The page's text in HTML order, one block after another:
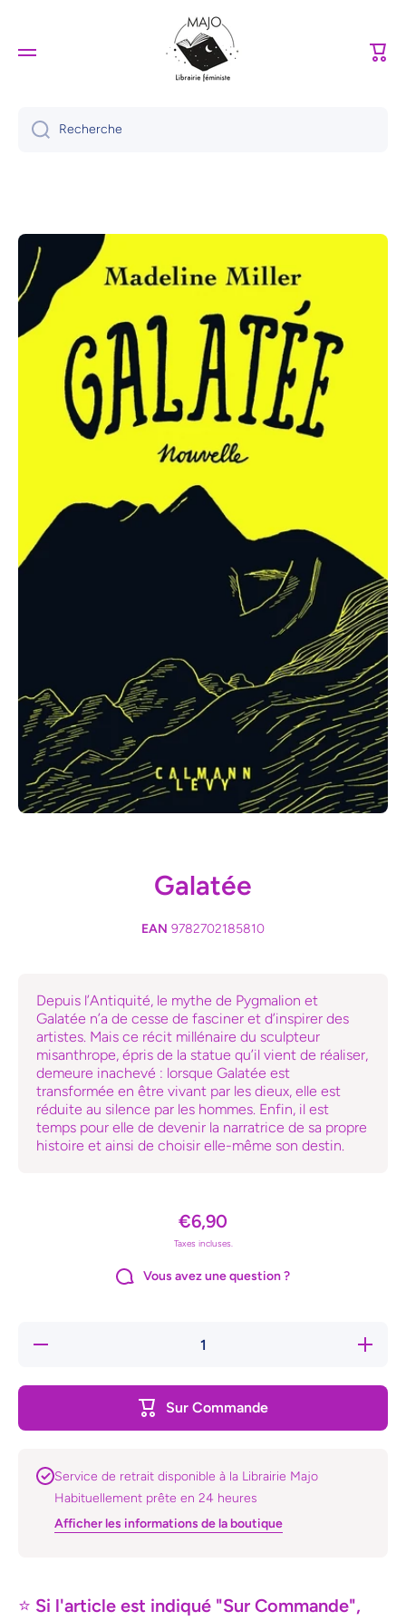
Ignorer et passer au contenu
Recherche
Passer aux informations produits
Galatée
EAN 9782702185810
Depuis l’Antiquité, le mythe de Pygmalion et
Galatée n’a de cesse de fasciner et d’inspirer des
artistes. Mais ce récit millénaire du sculpteur
misanthrope, épris de la statue qu’il vient de réaliser,
demeure inachevé : lorsque Galatée est
transformée en être vivant par les dieux, elle est
réduite au silence par les hommes. Enfin, il est
temps pour elle de devenir la narratrice de sa propre
histoire et ainsi de choisir elle-même son destin.
€6,90
Taxes incluses.
Vous avez une question ?
Réduire
la
Sur Commande
Service de retrait disponible à la Librairie Majo
Habituellement prête en 24 heures
Afficher les informations de la boutique
⭐ Si l'article est indiqué "Sur Commande",